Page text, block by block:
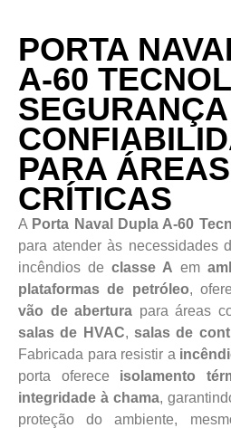
PORTA
A-60
PARA ÁREAS
CRÍTICAS
A Porta Naval Dupla A-60
para atender às necessidades
incêndios declasse A em
plataformas de petróleo,
vão de abertura para áreas
salas de HVAC, salas de
Fabricada para resistir a
porta oferece isolamento
integridade à chama,
proteção do ambiente,